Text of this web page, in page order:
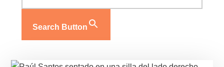
Search Button